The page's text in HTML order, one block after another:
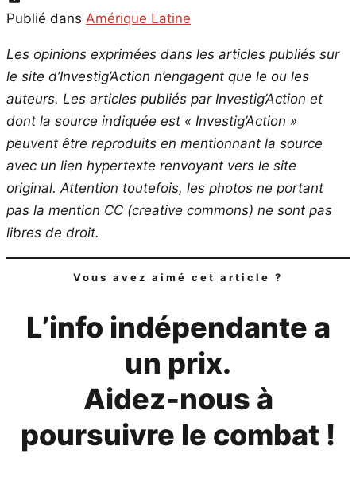
Email
Publié dans Amérique Latine
Les opinions exprimées dans les articles publiés sur
le site d’Investig’Action n’engagent que le ou les
auteurs. Les articles publiés par Investig’Action et
dont la source indiquée est « Investig’Action »
peuvent être reproduits en mentionnant la source
avec un lien hypertexte renvoyant vers le site
original. Attention toutefois, les photos ne portant
pas la mention CC (creative commons) ne sont pas
libres de droit.
Vous avez aimé cet article ?
L’info indépendante a
un prix.
Aidez-nous à
poursuivre le combat !